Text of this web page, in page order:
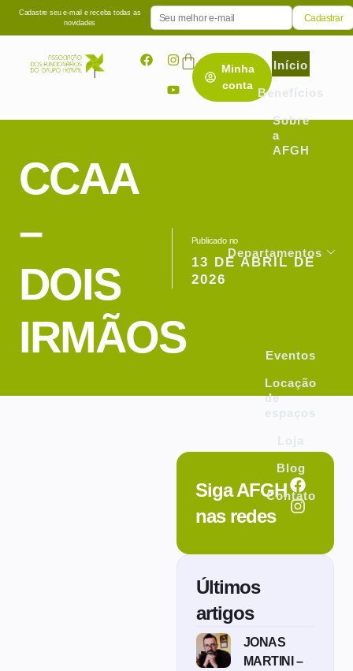
Cadastre seu e-mail e receba todas as
novidades
Início
Benefícios
Sobre
a
AFGH
Departamentos
Eventos
Locação
de
Blog
Contato
Minha
conta
CCAA
–
DOIS
IRMÃOS
Publicado no
13 DE ABRIL DE
2026
Siga AFGH
nas redes
Últimos
artigos
JONAS
MARTINI –